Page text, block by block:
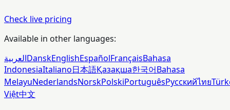
Check live pricing
Available in other languages:
العربيةDanskEnglishEspañolFrançaisBahasa
IndonesiaItaliano日本語Қазақша한국어Bahasa
MelayuNederlandsNorskPolskiPortuguêsРусскийไทย
Việt中文